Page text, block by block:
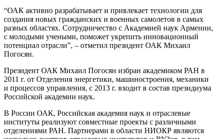
“ОАК активно разрабатывает и привлекает технологии для
создания новых гражданских и военных самолетов в самых
разных областях. Сотрудничество с Академией наук Армении,
с молодыми учеными, поможет укрепить инновационный
потенциал отрасли”, – отметил президент ОАК Михаил
Погосян.
Президент ОАК Михаил Погосян избран академиком РАН в
2011 г. от Отделения энергетики, машиностроения, механики
и процессов управления, с 2013 г. входит в состав президиума
Российской академии наук.
В России ОАК, Российская академия наук и отраслевые
институты реализуют совместные проекты с различными
отделениями РАН. Партнерами в области НИОКР являются